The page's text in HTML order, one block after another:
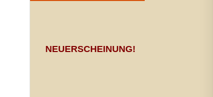
NEUERSCHEINUNG!